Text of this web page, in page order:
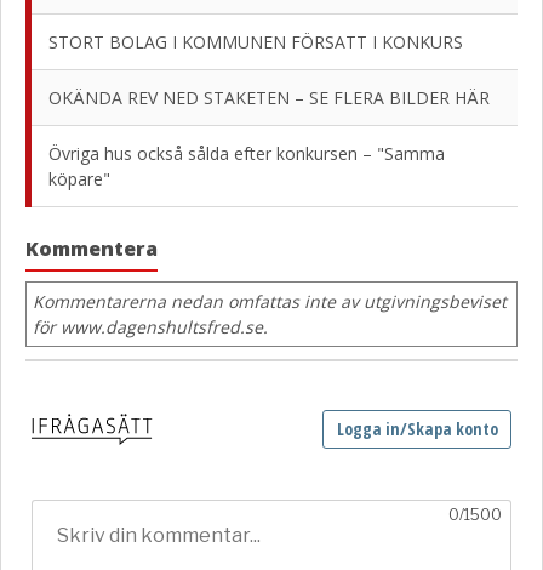
STORT BOLAG I KOMMUNEN FÖRSATT I KONKURS
OKÄNDA REV NED STAKETEN – SE FLERA BILDER HÄR
Övriga hus också sålda efter konkursen – "Samma
köpare"
Kommentera
Kommentarerna nedan omfattas inte av utgivningsbeviset
för www.dagenshultsfred.se.